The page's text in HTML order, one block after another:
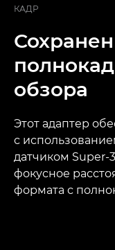
КАДР
обзора
Этот адаптер
с
датчиком Super-
фокусное
формата с